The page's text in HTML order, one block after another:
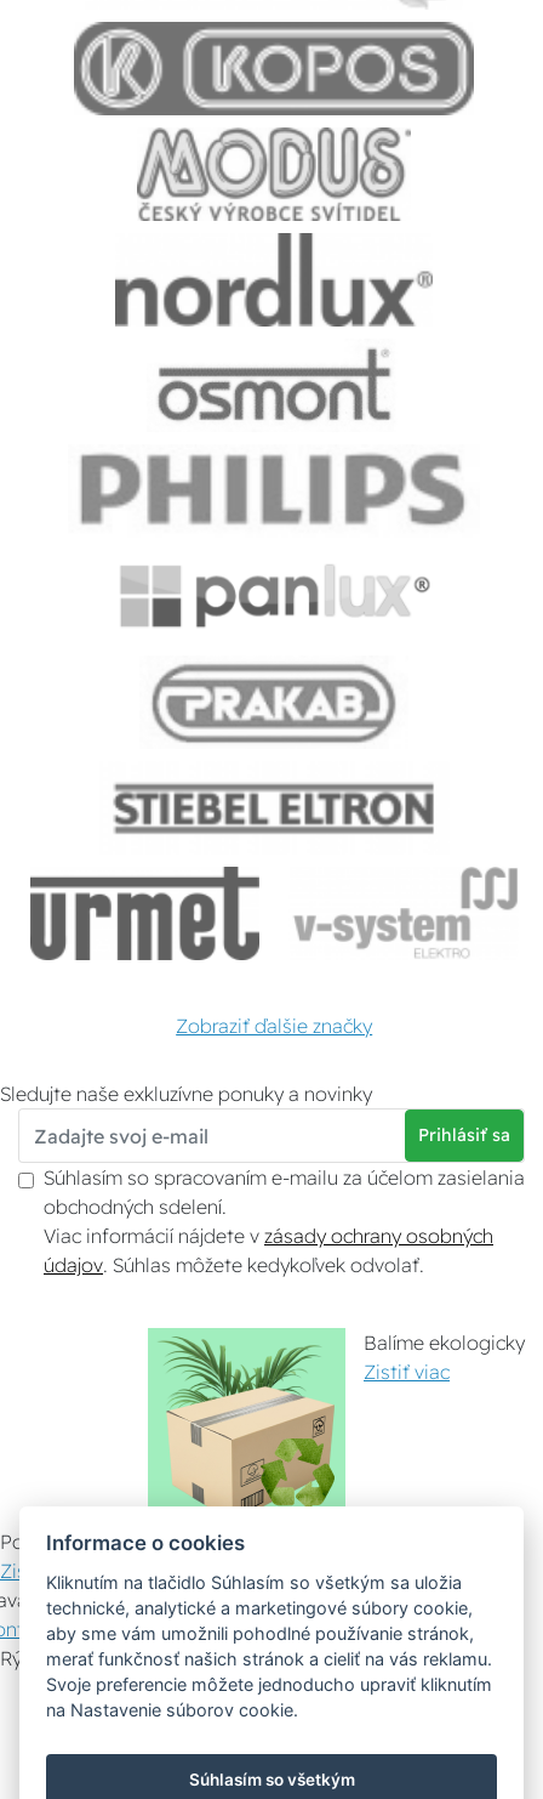
Zobraziť ďalšie značky
Sledujte naše exkluzívne ponuky a novinky
Prihlásiť sa
Súhlasím so spracovaním e-mailu za účelom zasielania
obchodných sdelení.
Viac informácií nájdete v zásady ochrany osobných
údajov . Súhlas môžete kedykoľvek odvolať.
Balíme ekologicky
Zistiť viac
Pomáhame ostatným
Zistiť viac
spoluprácu
nás
Rýchly kontakt
Zákaznícky servis Vyznesenie tovaru
Informace o cookies
Kliknutím na tlačidlo Súhlasím so všetkým sa uložia
technické, analytické a marketingové súbory cookie,
aby sme vám umožnili pohodlné používanie stránok,
merať funkčnosť našich stránok a cieliť na vás reklamu.
Svoje preferencie môžete jednoducho upraviť kliknutím
na Nastavenie súborov cookie.
Súhlasím so všetkým